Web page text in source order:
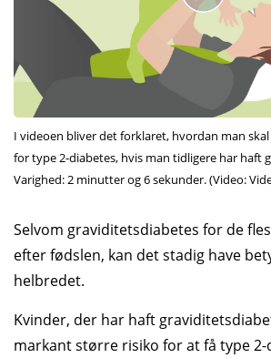
I videoen bliver det forklaret, hvordan man
for type 2-diabetes, hvis man tidligere har haft
Varighed: 2 minutter og 6 sekunder. (Video:
Selvom graviditetsdiabetes for de
efter fødslen, kan det stadig have
helbredet.
Kvinder, der har haft
markant større risiko for at få type 2-